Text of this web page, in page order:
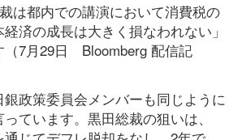
は都内での講演において消費税の
済の成長は大きく損なわれない」
（7月29日 Bloomberg 配信記
銀政策委員会メンバーも同じように
ています。黒田総裁の狙いは、